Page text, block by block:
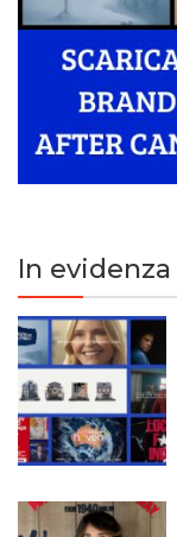
In evidenza